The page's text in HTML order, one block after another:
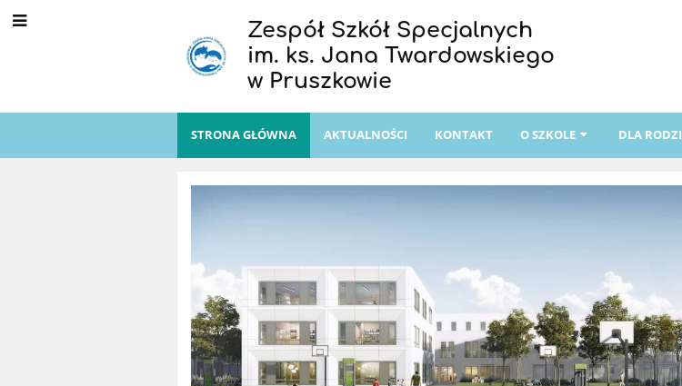
Zespół Szkół Specjalnych
im. ks. Jana Twardowskiego
w Pruszkowie
STRONA GŁÓWNA AKTUALNOŚCI KONTAKT O SZKOLE DLA
Strona
główna